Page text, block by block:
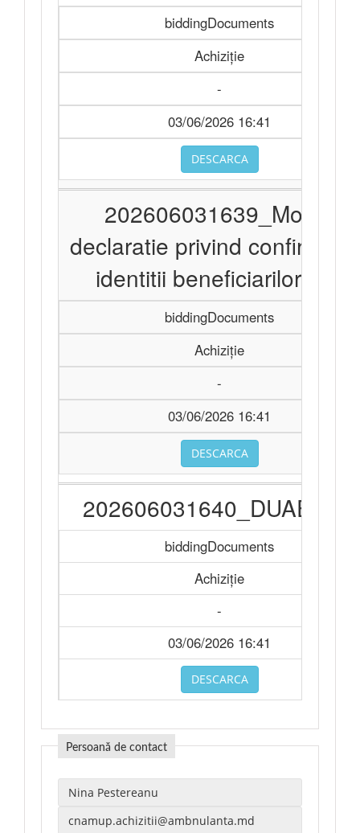
biddingDocuments
Achiziție
-
03/06/2026 16:41
DESCARCA
202606031639_Model
declaratie privind
identitii beneficiarilor.doc
biddingDocuments
Achiziție
-
03/06/2026 16:41
DESCARCA
202606031640_DUAE.doc
biddingDocuments
Achiziție
-
03/06/2026 16:41
DESCARCA
Persoană de contact